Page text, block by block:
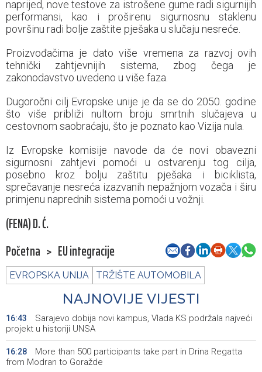
naprijed, nove testove za istrošene gume radi sigurnijih
performansi, kao i proširenu sigurnosnu staklenu
površinu radi bolje zaštite pješaka u slučaju nesreće.
Proizvođačima je dato više vremena za razvoj ovih
tehnički zahtjevnijih sistema, zbog čega je
zakonodavstvo uvedeno u više faza.
Dugoročni cilj Evropske unije je da se do 2050. godine
što više približi nultom broju smrtnih slučajeva u
cestovnom saobraćaju, što je poznato kao Vizija nula.
Iz Evropske komisije navode da će novi obavezni
sigurnosni zahtjevi pomoći u ostvarenju tog cilja,
posebno kroz bolju zaštitu pješaka i biciklista,
sprečavanje nesreća izazvanih nepažnjom vozača i širu
primjenu naprednih sistema pomoći u vožnji.
(FENA) D. Ć.
Početna > EU integracije
EVROPSKA UNIJA TRŽIŠTE AUTOMOBILA
NAJNOVIJE VIJESTI
16:43
Sarajevo dobija novi kampus, Vlada KS podržala najveći
projekt u historiji UNSA
16:28
More than 500 participants take part in Drina Regatta
from Modran to Goražde